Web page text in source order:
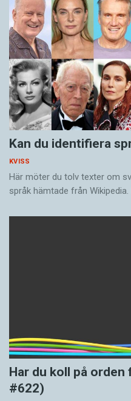
Kan du identifiera
KVISS
Här möter du tolv texter om
språk hämtade från
Har du koll på orden
#622)